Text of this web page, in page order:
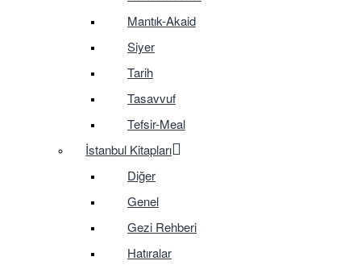
Mantık-Akaid
Siyer
Tarih
Tasavvuf
Tefsir-Meal
İstanbul Kitapları
Diğer
Genel
Gezi Rehberi
Hatıralar